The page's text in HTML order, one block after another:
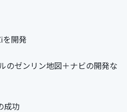
を開発
のゼンリン地図＋ナビの開発な
成功